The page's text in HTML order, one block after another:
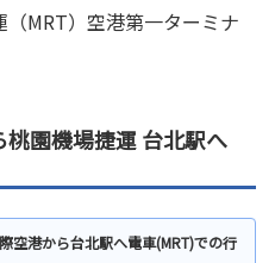
園機場捷運 台北駅へ
空港から台北駅へ電車(MRT)での行